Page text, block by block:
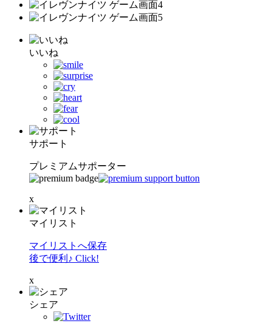
いいね
サポート
プレミアムサポーター
x
マイリスト
マイリストへ保存
後で便利♪ Click!
x
シェア